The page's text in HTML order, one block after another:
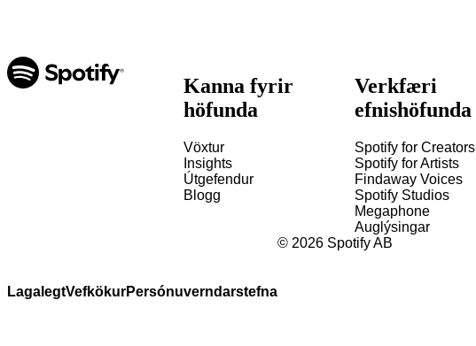
Kanna fyrir
höfunda
Vöxtur
Insights
Útgefendur
Blogg
Verkfæri
efnishöfunda
Spotify for Creators
Spotify for Artists
Findaway Voices
Spotify Studios
Megaphone
Auglýsingar
LagalegtVefkökurPersónuverndarstefna
© 2026 Spotify AB